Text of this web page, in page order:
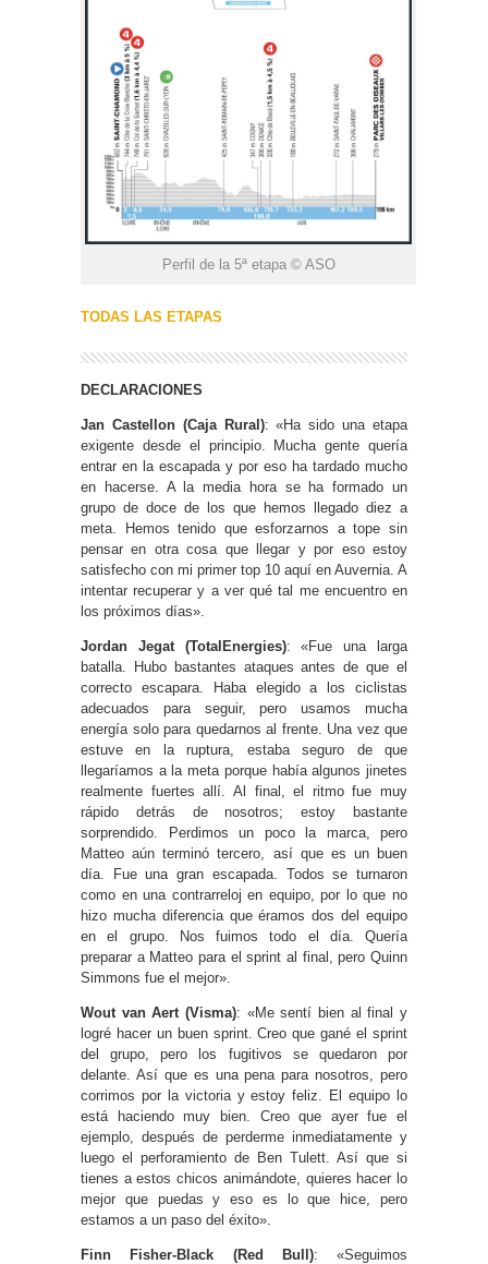
Perfil de la 5ª etapa © ASO
TODAS LAS ETAPAS
DECLARACIONES
Jan Castellon (Caja Rural): «Ha sido una etapa
exigente desde el principio. Mucha gente quería
entrar en la escapada y por eso ha tardado mucho
en hacerse. A la media hora se ha formado un
grupo de doce de los que hemos llegado diez a
meta. Hemos tenido que esforzarnos a tope sin
pensar en otra cosa que llegar y por eso estoy
satisfecho con mi primer top 10 aquí en Auvernia. A
intentar recuperar y a ver qué tal me encuentro en
los próximos días».
Jordan Jegat (TotalEnergies): «Fue una larga
batalla. Hubo bastantes ataques antes de que el
correcto escapara. Haba elegido a los ciclistas
adecuados para seguir, pero usamos mucha
energía solo para quedarnos al frente. Una vez que
estuve en la ruptura, estaba seguro de que
llegaríamos a la meta porque había algunos jinetes
realmente fuertes allí. Al final, el ritmo fue muy
rápido detrás de nosotros; estoy bastante
sorprendido. Perdimos un poco la marca, pero
Matteo aún terminó tercero, así que es un buen
día. Fue una gran escapada. Todos se turnaron
como en una contrarreloj en equipo, por lo que no
hizo mucha diferencia que éramos dos del equipo
en el grupo. Nos fuimos todo el día. Quería
preparar a Matteo para el sprint al final, pero Quinn
Simmons fue el mejor».
Wout van Aert (Visma): «Me sentí bien al final y
logré hacer un buen sprint. Creo que gané el sprint
del grupo, pero los fugitivos se quedaron por
delante. Así que es una pena para nosotros, pero
corrimos por la victoria y estoy feliz. El equipo lo
está haciendo muy bien. Creo que ayer fue el
ejemplo, después de perderme inmediatamente y
luego el perforamiento de Ben Tulett. Así que si
tienes a estos chicos animándote, quieres hacer lo
mejor que puedas y eso es lo que hice, pero
estamos a un paso del éxito».
Finn Fisher-Black (Red Bull): «Seguimos